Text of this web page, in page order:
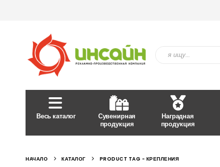
Весь каталог
Сувенирная
продукция
Наградная
продукция
НАЧАЛО КАТАЛОГ PRODUCT TAG - КРЕПЛЕНИЯ